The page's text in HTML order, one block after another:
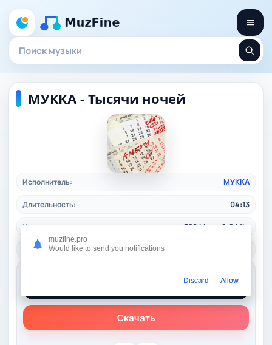
МУККА - Тысячи ночей
Исполнитель: МУККА
Длительность: 04:13
Качество: 320 kbps, 9.8 Mb.
Жанр:
Скачать
muzfine.pro
Would like to send you notifications
Discard Allow